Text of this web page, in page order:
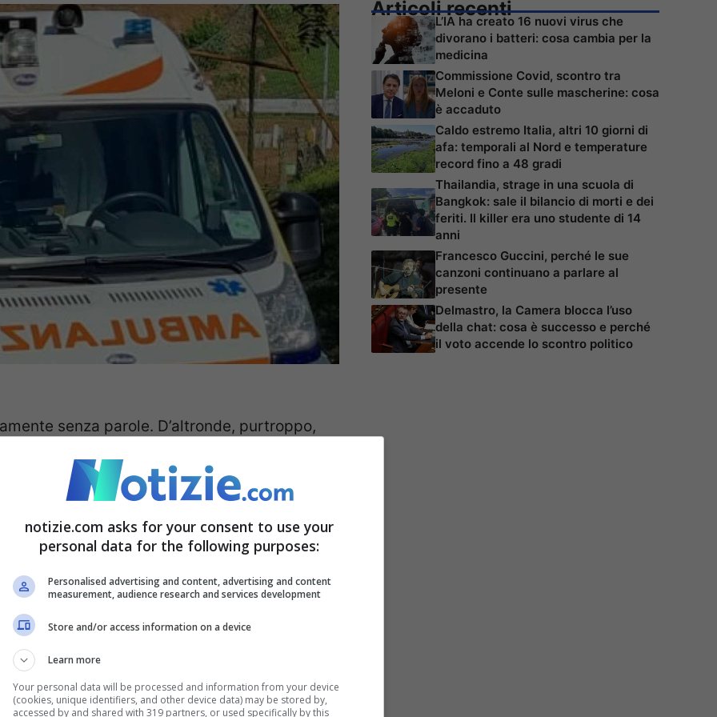
senza parole. D’altronde, purtroppo,
in Lombardia, precisamente a
intera. Vittima un bambino di dieci anni.
febbrile.
non hanno voluto perdere un solo minuto in
però, durante il tragitto le cose sono
in
arresto cardiaco. Una volta giunto al
Questi ultimi, però, non sono riusciti in tempo
erano appunto peggiorate.
Articoli recenti
L’IA ha creato 16 nuovi virus che
divorano i batteri: cosa cambia per la
medicina
Commissione Covid, scontro tra
Meloni e Conte sulle mascherine: cosa
è accaduto
Caldo estremo Italia, altri 10 giorni di
afa: temporali al Nord e temperature
record fino a 48 gradi
Thailandia, strage in una scuola di
Bangkok: sale il bilancio di morti e dei
feriti. Il killer era uno studente di 14
anni
Francesco Guccini, perché le sue
canzoni continuano a parlare al
presente
Delmastro, la Camera blocca l’uso
della chat: cosa è successo e perché
il voto accende lo scontro politico
notizie.com asks for your consent to use your
personal data for the following purposes:
Personalised advertising and content, advertising and content
measurement, audience research and services development
Store and/or access information on a device
Learn more
Your personal data will be processed and information from your device
(cookies, unique identifiers, and other device data) may be stored by,
accessed by and shared with 319 partners, or used specifically by this